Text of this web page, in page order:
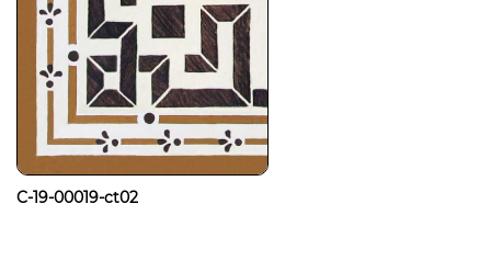
C-19-00019-ct02